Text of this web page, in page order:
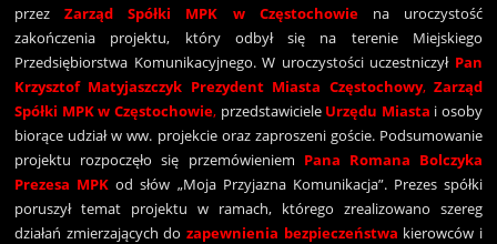
przezZarząd Spółki MPK w Częstochowiena uroczystość
zakończenia projektu, który odbył się na terenie Miejskiego
Przedsiębiorstwa Komunikacyjnego. W uroczystości uczestniczyłPan
Krzysztof Matyjaszczyk Prezydent Miasta Częstochowy, Zarząd
Spółki MPKw Częstochowie,przedstawiciele Urzędu Miasta i osoby
biorące udział w ww. projekcie oraz zaproszeni goście. Podsumowanie
projektu rozpoczęło się przemówieniem Pana Romana Bolczyka
Prezesa MPK od słów „Moja Przyjazna Komunikacja”. Prezes spółki
poruszył temat projektu w ramach, którego zrealizowano szereg
działań zmierzających do zapewnienia bezpieczeństwa kierowców i